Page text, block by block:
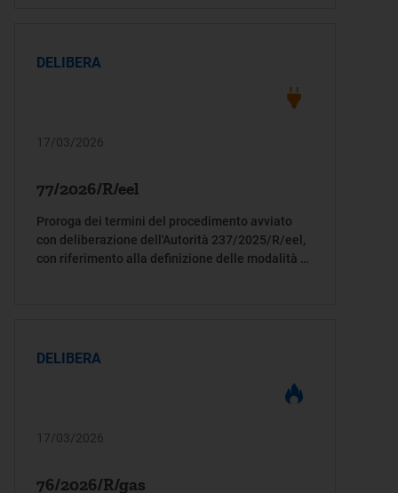
DELIBERA
17/03/2026
77/2026/R/eel
Proroga dei termini del procedimento avviato
con deliberazione dell'Autorità 237/2025/R/eel,
con riferimento alla definizione delle modalità di
DELIBERA
17/03/2026
76/2026/R/gas